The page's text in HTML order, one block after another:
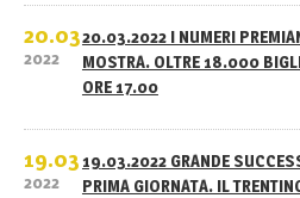
20.03
2022
20.03.2022 I NUMERI
MOSTRA. OLTRE 18.000
ORE 17.00
19.03
2022
19.03.2022 GRANDE
PRIMA GIORNATA. IL